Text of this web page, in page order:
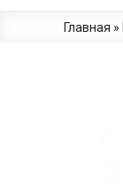
Главная »